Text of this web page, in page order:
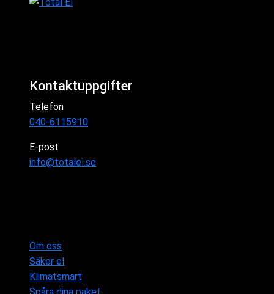
Kontaktuppgifter
Telefon
040-6115910
E-post
info@totalel.se
Om oss
Säker el
Klimatsmart